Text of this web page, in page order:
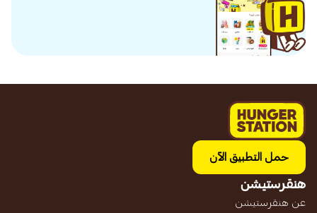
حمل التطبيق الآن
هنقرستيشن
عن هنقرستيشن